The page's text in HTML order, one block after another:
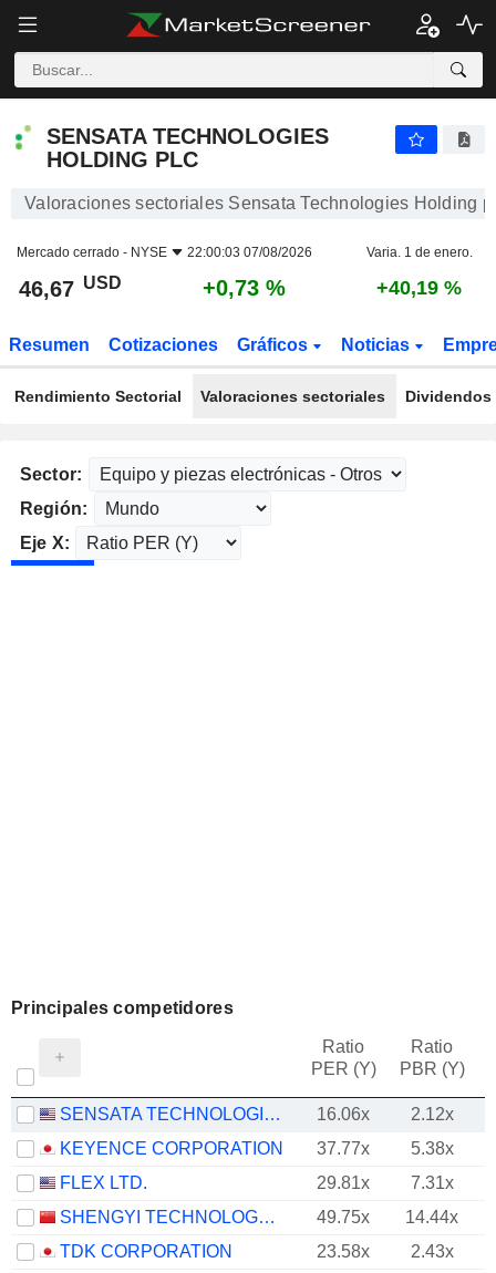
SENSATA TECHNOLOGIES
HOLDING PLC
Valoraciones sectoriales Sensata Technologies Holding
Mercado cerrado - NYSE 22:00:03 07/08/2026 Varia. 1 de enero.
46,67 USD +0,73 % +40,19 %
Resumen Cotizaciones Gráficos Noticias
Rendimiento Sectorial Valoraciones sectoriales
Sector:
Región:
Eje X:
Principales competidores
Ratio
PER (Y)
Ratio
PBR (Y)
SENSATA TECHNOLOGIES HOLDING PLC 16.06x
2.12x
KEYENCE CORPORATION
37.77x
5.38x
FLEX LTD.
29.81x
7.31x
SHENGYI TECHNOLOGY CO.,LTD.
49.75x
14.44x
TDK CORPORATION
23.58x
2.43x